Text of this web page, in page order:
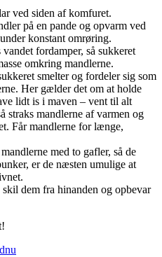
ved siden af komfuret.
på en pande og opvarm ved
konstant omrøring.
fordamper, så sukkeret
omkring mandlerne.
smelter og fordeler sig som
Her gælder det om at holde
lidt is i maven – vent til alt
straks mandlerne af varmen og
Får mandlerne for længe,
med to gafler, så de
er de næsten umulige at
dem fra hinanden og opbevar